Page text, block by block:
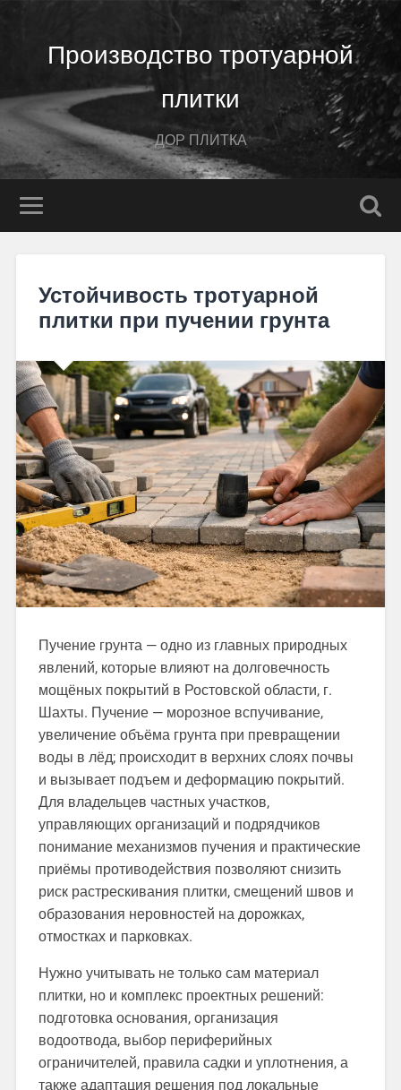
Производство тротуарной
плитки
ДОР ПЛИТКА
Устойчивость тротуарной
плитки при пучении грунта
Пучение грунта — одно из главных природных
явлений, которые влияют на долговечность
мощёных покрытий в Ростовской области, г.
Шахты. Пучение — морозное вспучивание,
увеличение объёма грунта при превращении
воды в лёд; происходит в верхних слоях почвы
и вызывает подъем и деформацию покрытий.
Для владельцев частных участков,
управляющих организаций и подрядчиков
понимание механизмов пучения и практические
приёмы противодействия позволяют снизить
риск растрескивания плитки, смещений швов и
образования неровностей на дорожках,
отмостках и парковках.
Нужно учитывать не только сам материал
плитки, но и комплекс проектных решений:
подготовка основания, организация
водоотвода, выбор периферийных
ограничителей, правила садки и уплотнения, а
также адаптация решения под локальные